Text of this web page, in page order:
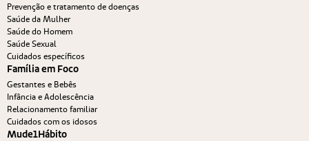
Prevenção e tratamento de doenças
Saúde da Mulher
Saúde do Homem
Saúde Sexual
Cuidados específicos
Família em Foco
Gestantes e Bebês
Infância e Adolescência
Relacionamento familiar
Cuidados com os idosos
Mude1Hábito